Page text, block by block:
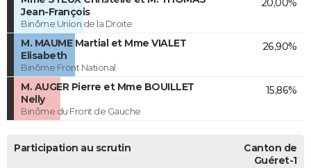
Jean-François
Binôme Union de la Droite
20,00%
M. MAUME Martial et Mme VIALET
Elisabeth
Binôme Front National
26,90%
M. AUGER Pierre et Mme BOUILLET
Nelly
Binôme du Front de Gauche
15,86%
Participation au scrutin
Canton de
Guéret-1